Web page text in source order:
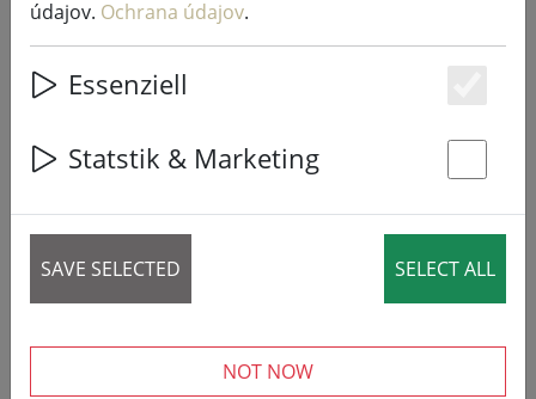
stmievačom 240 LED teplá biela
vonkajšia 18 m transparentná
6% DISCOUNT
údajov. Ochrana údajov.
Essenziell
Statstik & Marketing
SAVE SELECTED SELECT ALL
NOT NOW